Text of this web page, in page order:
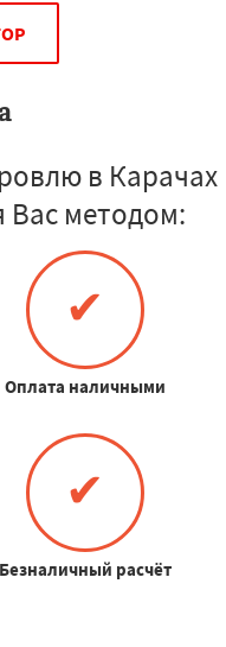
в Карачах
методом:
✔
Оплата наличными
✔
Безналичный расчёт